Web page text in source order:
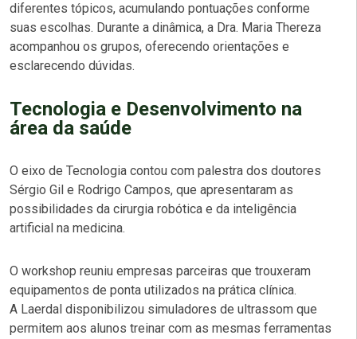
diferentes tópicos, acumulando pontuações conforme
suas escolhas. Durante a dinâmica, a Dra. Maria Thereza
acompanhou os grupos, oferecendo orientações e
esclarecendo dúvidas.
Tecnologia e Desenvolvimento na
área da saúde
O eixo de Tecnologia contou com palestra dos doutores
Sérgio Gil e Rodrigo Campos, que apresentaram as
possibilidades da cirurgia robótica e da inteligência
artificial na medicina.
O workshop reuniu empresas parceiras que trouxeram
equipamentos de ponta utilizados na prática clínica.
A Laerdal disponibilizou simuladores de ultrassom que
permitem aos alunos treinar com as mesmas ferramentas